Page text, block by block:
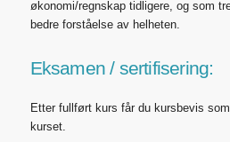
økonomi/regnskap tidligere, og som
bedre forståelse av helheten.
Eksamen / sertifisering:
Etter fullført kurs får du kursbevis
kurset.